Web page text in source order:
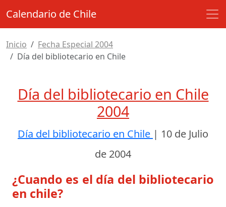
Calendario de Chile
Inicio
Fecha Especial 2004
Día del bibliotecario en Chile
Día del bibliotecario en Chile
2004
Día del bibliotecario en Chile | 10 de Julio
de 2004
¿Cuando es el día del bibliotecario
en chile?